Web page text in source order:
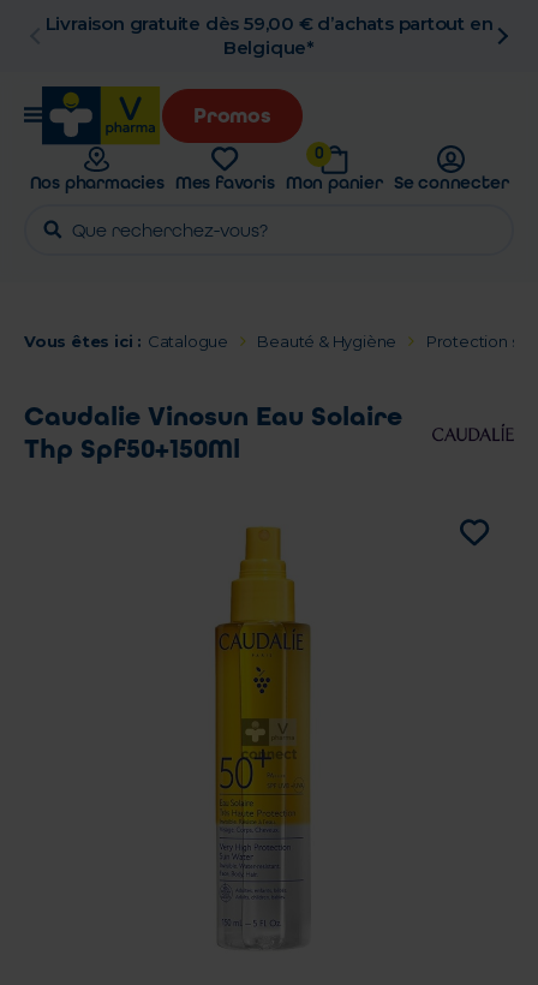
59,00 € d’achats partout en
Retrait en
Promos
Nos pharmacies Mes favoris
0
Mon panier Se connecter
Vous êtes ici : Catalogue Beauté & Hygiène Protection
Caudalie Vinosun Eau Solaire
Thp Spf50+150Ml